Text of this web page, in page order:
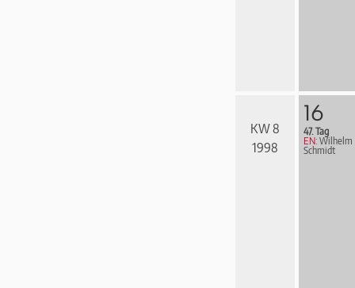
KW 8
1998
16
47. Tag
EN: Wilhelm
Schmidt